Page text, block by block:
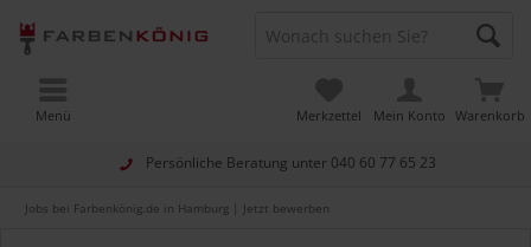
Persönliche Beratung unter 040 60 77 65 23
Warenkorb
Merkzettel Mein Konto
Menü
Jobs bei Farbenkönig.de in Hamburg | Jetzt bewerben